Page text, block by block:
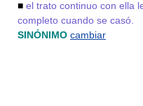
■ el trato continuo con ella
completo cuando se casó.
SINÓNIMO cambiar